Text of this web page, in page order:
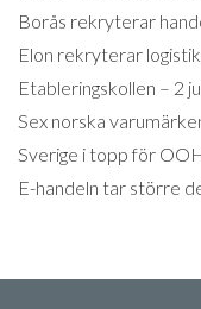
Borås rekryterar
Elon rekryterar
Etableringskollen – 2
Sex norska
Sverige i topp för
E-handeln tar större